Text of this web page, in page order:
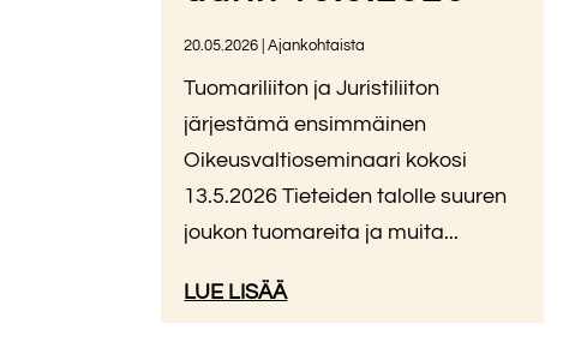
20.05.2026 |Ajankohtaista
Tuomariliiton ja Juristiliiton
järjestämä ensimmäinen
Oikeusvaltioseminaari kokosi
13.5.2026 Tieteiden talolle suuren
joukon tuomareita ja muita...
LUE LISÄÄ